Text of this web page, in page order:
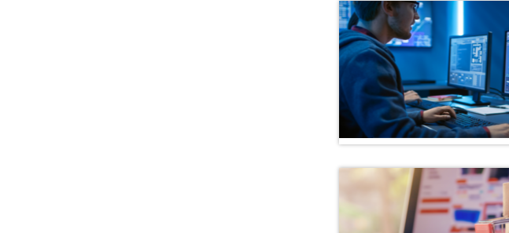
Sé parte de nuestro equipoDatos Abiertos
API de Mercado Público
Ciberseguridad
Emergencias